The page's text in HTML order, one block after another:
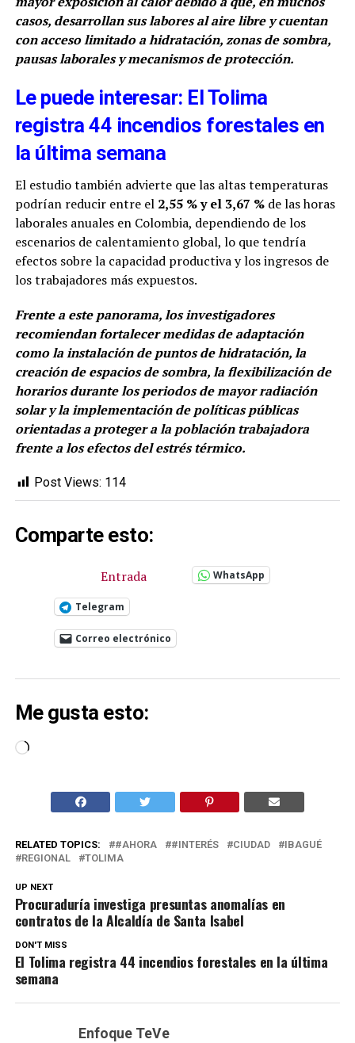
casos, desarrollan sus labores al aire libre y cuentan
con acceso limitado a hidratación, zonas de sombra,
pausas laborales y mecanismos de protección.
Le puede interesar: El Tolima
registra 44 incendios forestales en
la última semana
El estudio también advierte que las altas temperaturas
podrían reducir entre el 2,55 % y el 3,67 %de las horas
laborales anuales en Colombia, dependiendo de los
escenarios de calentamiento global, lo que tendría
efectos sobre la capacidad productiva y los ingresos de
los trabajadores más expuestos.
Frente a este panorama, los investigadores
recomiendan fortalecer medidas de adaptación
como la instalación de puntos de hidratación, la
creación de espacios de sombra, la flexibilización de
horarios durante los periodos de mayor radiación
solar y la implementación de políticas públicas
orientadas a proteger a la población trabajadora
frente a los efectos del estrés térmico.
Post Views: 114
Comparte esto:
Entrada WhatsApp
Telegram
Correo electrónico
Me gusta esto:
Cargando...
RELATED TOPICS: #AHORA #INTERÉS CIUDAD
IBAGUÉ
REGIONAL
TOLIMA
UP NEXT
Procuraduría investiga presuntas anomalías en
contratos de la Alcaldía de Santa Isabel
DON'T MISS
El Tolima registra 44 incendios forestales en la última
semana
Enfoque TeVe